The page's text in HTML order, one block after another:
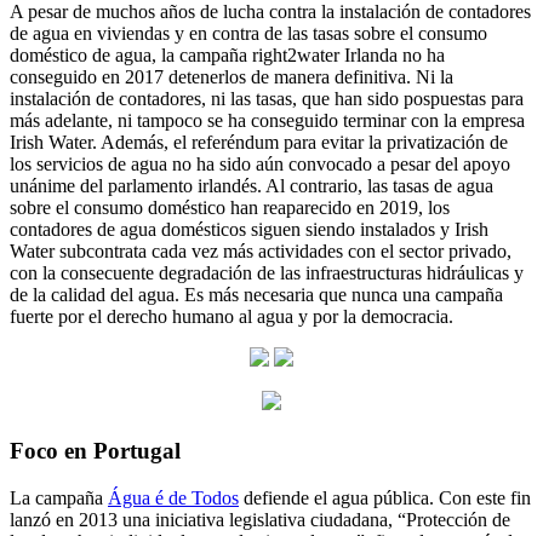
A pesar de muchos años de lucha contra la instalación de contadores
de agua en viviendas y en contra de las tasas sobre el consumo
doméstico de agua, la campaña right2water Irlanda no ha
conseguido en 2017 detenerlos de manera definitiva. Ni la
instalación de contadores, ni las tasas, que han sido pospuestas para
más adelante, ni tampoco se ha conseguido terminar con la empresa
Irish Water. Además, el referéndum para evitar la privatización de
los servicios de agua no ha sido aún convocado a pesar del apoyo
unánime del parlamento irlandés. Al contrario, las tasas de agua
sobre el consumo doméstico han reaparecido en 2019, los
contadores de agua domésticos siguen siendo instalados y Irish
Water subcontrata cada vez más actividades con el sector privado,
con la consecuente degradación de las infraestructuras hidráulicas y
de la calidad del agua. Es más necesaria que nunca una campaña
fuerte por el derecho humano al agua y por la democracia.
Foco en Portugal
La campaña Água é de Todos defiende el agua pública. Con este fin
lanzó en 2013 una iniciativa legislativa ciudadana, “Protección de